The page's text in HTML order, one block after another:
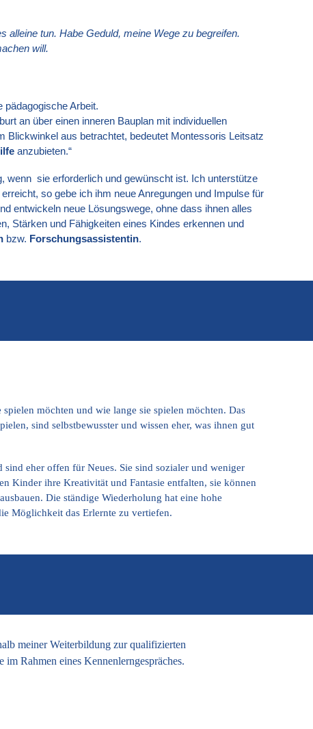
alleine tun. Habe Geduld, meine Wege zu begreifen.
will.
pädagogische Arbeit.
an über einen inneren Bauplan mit individuellen
Blickwinkel aus betrachtet, bedeutet Montessoris Leitsatz
anzubieten.“
wenn sie erforderlich und gewünscht ist. Ich unterstütze
so gebe ich ihm neue Anregungen und Impulse für
entwickeln neue Lösungswege, ohne dass ihnen alles
Stärken und Fähigkeiten eines Kindes erkennen und
bzw. Forschungsassistentin.
möchten und wie lange sie spielen möchten. Das
sind selbstbewusster und wissen eher, was ihnen gut
sind eher offen für Neues. Sie sind sozialer und weniger
Kinder ihre Kreativität und Fantasie entfalten, sie können
Die ständige Wiederholung hat eine hohe
Möglichkeit das Erlernte zu vertiefen.
meiner Weiterbildung zur qualifizierten
Rahmen eines Kennenlerngespräches.